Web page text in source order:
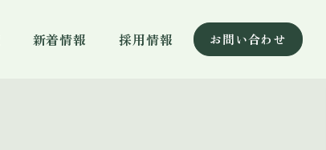
新着情報 採用情報 お問い合わせ